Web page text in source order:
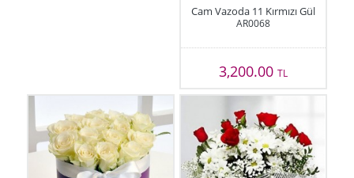
Cam Vazoda 11 Kırmızı Gül
AR0068
3,200.00 TL